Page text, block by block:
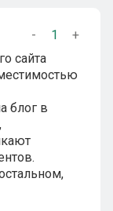
- 1
+
сайта
блог в